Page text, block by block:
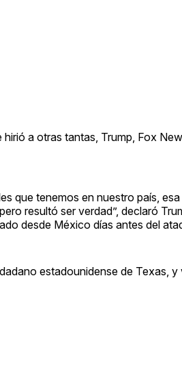
a otras tantas, Trump, Fox
que tenemos en nuestro país,
resultó ser verdad”, declaró
desde México días antes del
estadounidense de Texas,